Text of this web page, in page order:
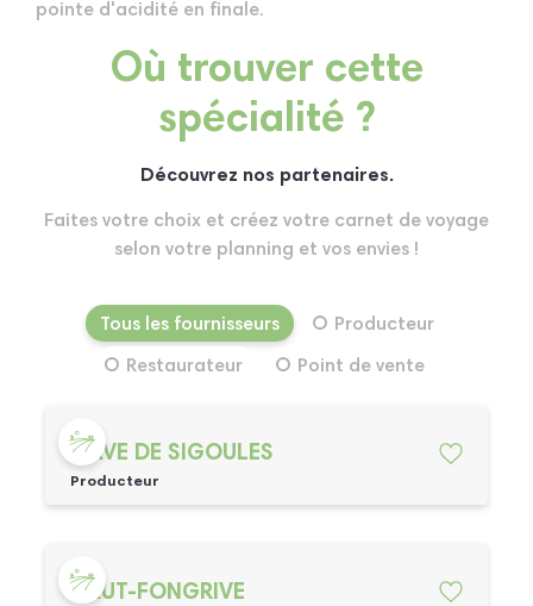
pointe d'acidité en finale.
Où trouver cette
spécialité ?
Découvrez nos partenaires.
Faites votre choix et créez votre carnet de voyage
selon votre planning et vos envies !
Tous les fournisseurs Producteur
Restaurateur Point de vente
CAVE DE SIGOULES
Producteur
HAUT-FONGRIVE